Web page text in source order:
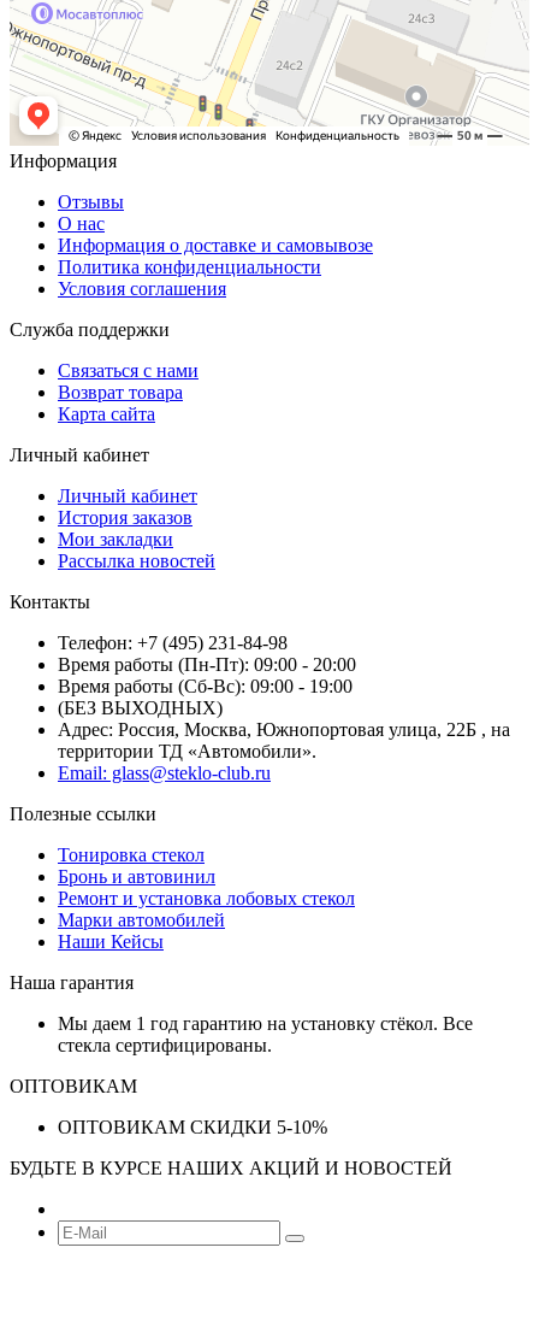
Информация
Отзывы
О нас
Информация о доставке и самовывозе
Политика конфиденциальности
Условия соглашения
Служба поддержки
Связаться с нами
Возврат товара
Карта сайта
Личный кабинет
Личный кабинет
История заказов
Мои закладки
Рассылка новостей
Контакты
Телефон: +7 (495) 231-84-98
Время работы (Пн-Пт): 09:00 - 20:00
Время работы (Сб-Вс): 09:00 - 19:00
(БЕЗ ВЫХОДНЫХ)
Адрес: Россия, Москва, Южнопортовая улица, 22Б , на
территории ТД «Автомобили».
Email: glass@steklo-club.ru
Полезные ссылки
Тонировка стекол
Бронь и автовинил
Ремонт и установка лобовых стекол
Марки автомобилей
Наши Кейсы
Наша гарантия
Мы даем 1 год гарантию на установку стёкол. Все
стекла сертифицированы.
ОПТОВИКАМ
ОПТОВИКАМ СКИДКИ 5-10%
БУДЬТЕ В КУРСЕ НАШИХ АКЦИЙ И НОВОСТЕЙ